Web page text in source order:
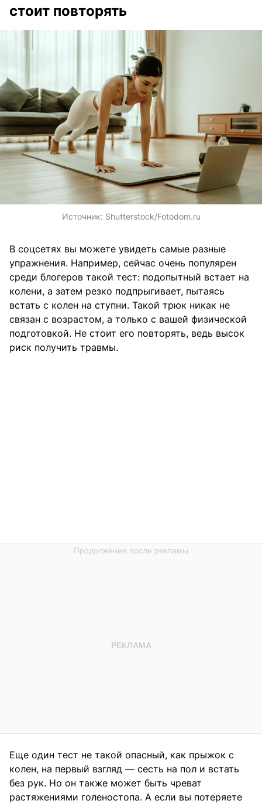
стоит повторять
Источник: Shutterstock/Fotodom.ru
В соцсетях вы можете увидеть самые разные
упражнения. Например, сейчас очень популярен
среди блогеров такой тест: подопытный встает на
колени, а затем резко подпрыгивает, пытаясь
встать с колен на ступни. Такой трюк никак не
связан с возрастом, а только с вашей физической
подготовкой. Не стоит его повторять, ведь высок
риск получить травмы.
Еще один тест не такой опасный, как прыжок с
колен, на первый взгляд — сесть на пол и встать
без рук. Но он также может быть чреват
растяжениями голеностопа. А если вы потеряете